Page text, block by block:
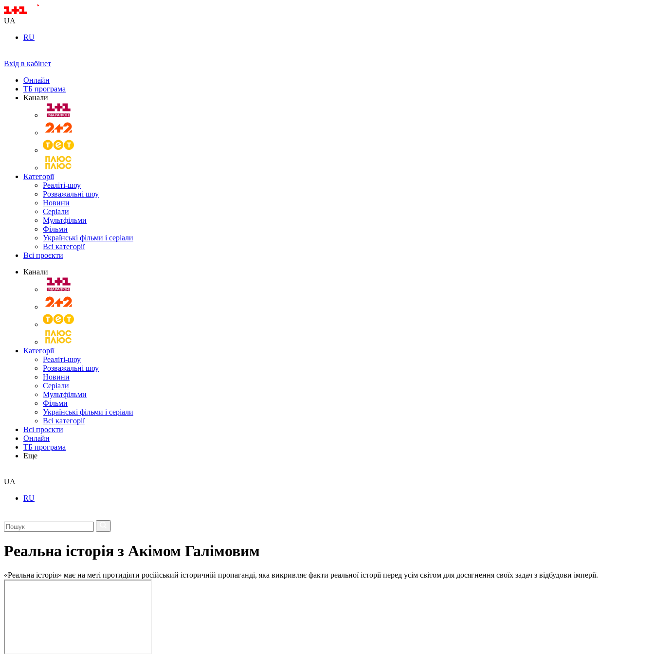
UA
RU
Вхід в кабінет
Онлайн
ТБ програма
Канали
Категорії
Реаліті-шоу
Розважальні шоу
Новини
Серіали
Мультфільми
Фільми
Українські фільми і серіали
Всі категорії
Всі проєкти
Канали
Категорії
Реаліті-шоу
Розважальні шоу
Новини
Серіали
Мультфільми
Фільми
Українські фільми і серіали
Всі категорії
Всі проєкти
Онлайн
ТБ програма
Еще
UA
RU
Реальна історія з Акімом Галімовим
«Реальна історія» має на меті протидіяти російський історичній пропаганді, яка викривляє факти реальної історії перед усім світом для досягнення своїх задач з відбудови імперії.